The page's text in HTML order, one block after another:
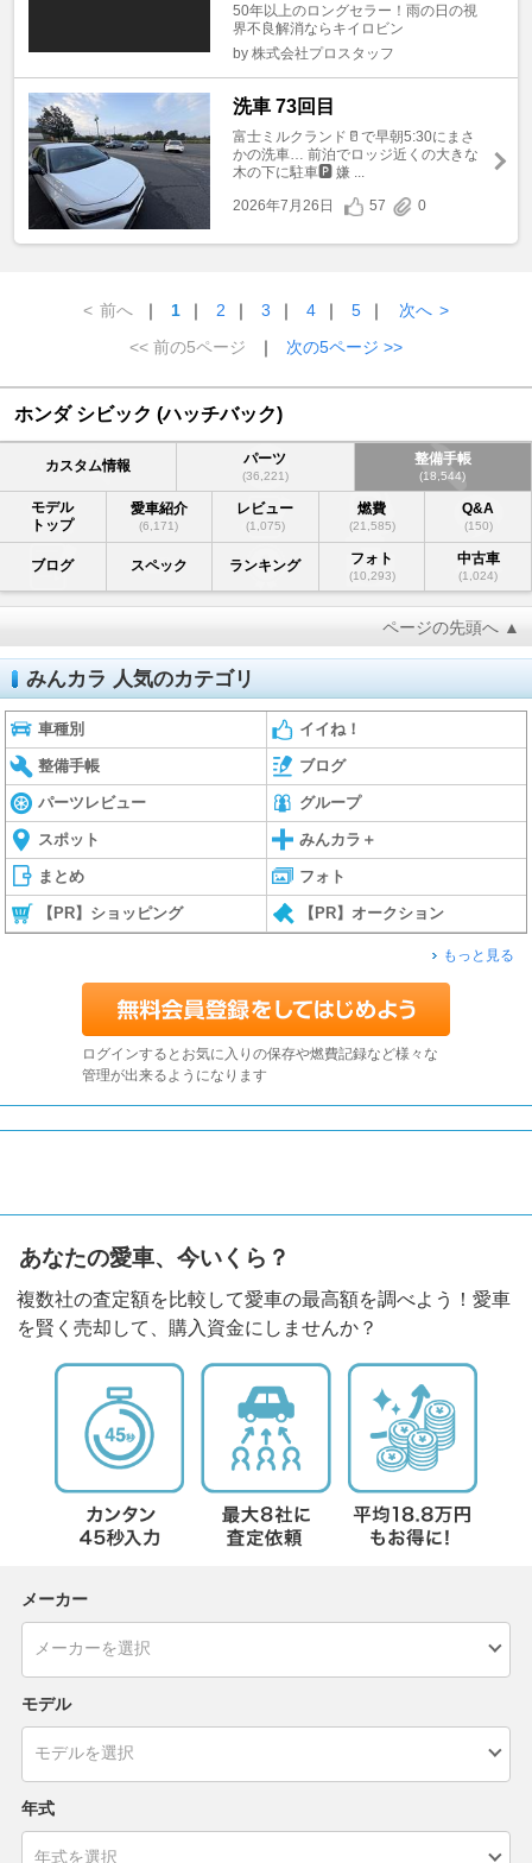
50年以上のロングセラー！雨の日の視
界不良解消ならキイロビン
by 株式会社プロスタッフ
洗車 73回目
富士ミルクランド🥛で早朝5:30にまさ
かの洗車… 前泊でロッジ近くの大きな
木の下に駐車🅿 嫌 ...
2026年7月26日
57 0
< 前へ ｜ 1 ｜ 2 ｜ 3 ｜ 4 ｜ 5 ｜ 次へ >
<< 前の5ページ
｜ 次の5ページ >>
ホンダ シビック (ハッチバック)
カスタム情報 パーツ
(36,221)
整備手帳
(18,544)
モデル
トップ
愛車紹介
(6,171)
レビュー
(1,075)
燃費
(21,585)
Q&A
(150)
ブログ スペック ランキング フォト
(10,293)
中古車
(1,024)
ページの先頭へ ▲
みんカラ 人気のカテゴリ
車種別 イイね！
整備手帳 ブログ
パーツレビュー グループ
スポット みんカラ＋
まとめ フォト
【PR】ショッピング 【PR】オークション
もっと見る
ログインするとお気に入りの保存や燃費記録など様々な
管理が出来るようになります
あなたの愛車、今いくら？
複数社の査定額を比較して愛車の最高額を調べよう！愛車
を賢く売却して、購入資金にしませんか？
メーカー
モデル
年式